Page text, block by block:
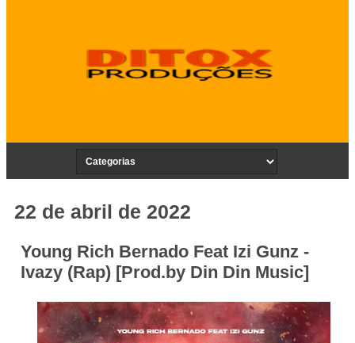
22 de abril de 2022
Young Rich Bernado Feat Izi Gunz -
Ivazy (Rap) [Prod.by Din Din Music]